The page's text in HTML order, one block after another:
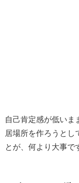
自己肯定感が低いま
居場所を作ろうとし
とが、何より大事で